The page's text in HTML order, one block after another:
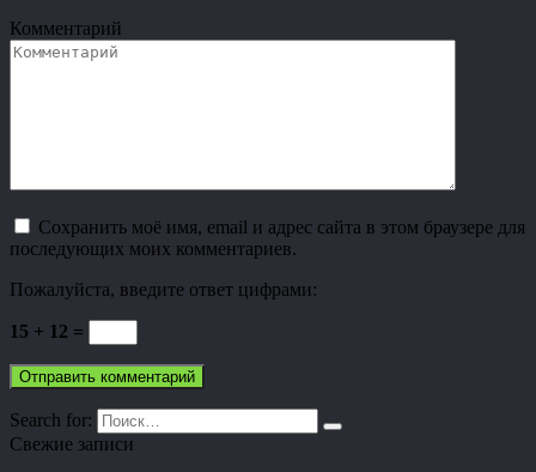
Комментарий
Сохранить моё имя, email и адрес сайта в этом браузере для
последующих моих комментариев.
Пожалуйста, введите ответ цифрами:
15 + 12 =
Search for:
Свежие записи